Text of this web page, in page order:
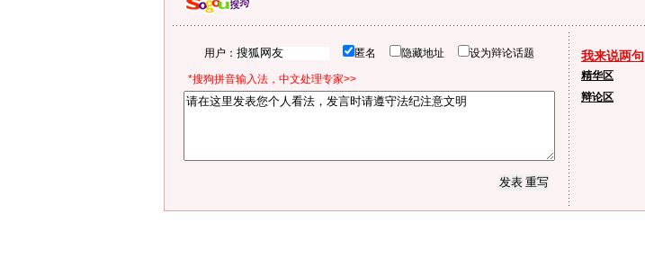
用户： 匿名 隐藏地址 设为辩论话题
*搜狗拼音输入法，中文处理专家>>
我来说两句
精华区
辩论区